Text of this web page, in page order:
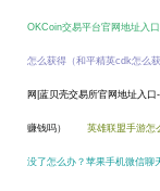
OKCoin交易平台官网地址入口
怎么获得（和平精英cdk怎么获
网|蓝贝壳交易所官网地址入
赚钱吗） 英雄联盟手游怎
没了怎么办？苹果手机微信聊